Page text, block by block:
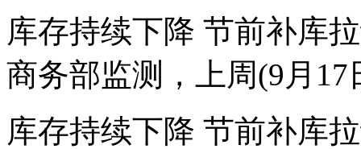
库存持续下降 节前补库
商务部监测，上周(9月
库存持续下降 节前补库